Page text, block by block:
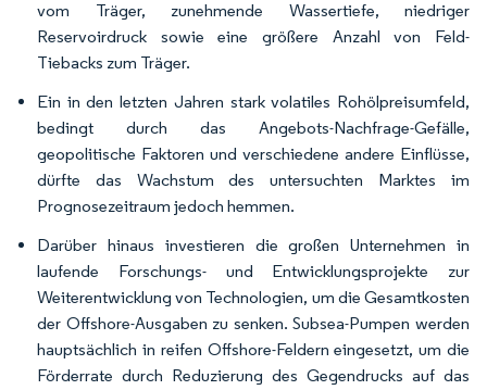
vom Träger, zunehmende Wassertiefe, niedriger
Reservoirdruck sowie eine größere Anzahl von Feld-
Tiebacks zum Träger.
Ein in den letzten Jahren stark volatiles Rohölpreisumfeld,
bedingt durch das Angebots-Nachfrage-Gefälle,
geopolitische Faktoren und verschiedene andere Einflüsse,
dürfte das Wachstum des untersuchten Marktes im
Prognosezeitraum jedoch hemmen.
Darüber hinaus investieren die großen Unternehmen in
laufende Forschungs- und Entwicklungsprojekte zur
Weiterentwicklung von Technologien, um die Gesamtkosten
der Offshore-Ausgaben zu senken. Subsea-Pumpen werden
hauptsächlich in reifen Offshore-Feldern eingesetzt, um die
Förderrate durch Reduzierung des Gegendrucks auf das